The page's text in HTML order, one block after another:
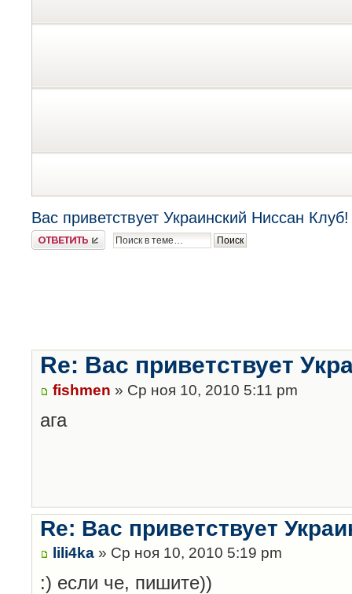
Вас приветствует Украинский Ниссан Клуб!
Ответить
Re: Вас приветствует
fishmen » Ср ноя 10, 2010 5:11 pm
ага
Re: Вас приветствует
lili4ka » Ср ноя 10, 2010 5:19 pm
:) если че, пишите))